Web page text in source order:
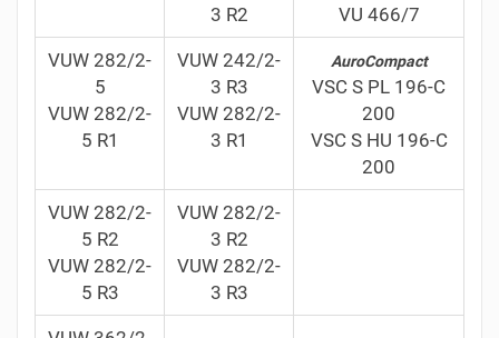
3 R2
VU 466/7
VUW 282/2-
5
VUW 282/2-
5 R1
VUW 242/2-
3 R3
VUW 282/2-
3 R1
AuroCompact
VSC S PL 196-C
200
VSC S HU 196-C
200
VUW 282/2-
5 R2
VUW 282/2-
5 R3
VUW 282/2-
3 R2
VUW 282/2-
3 R3